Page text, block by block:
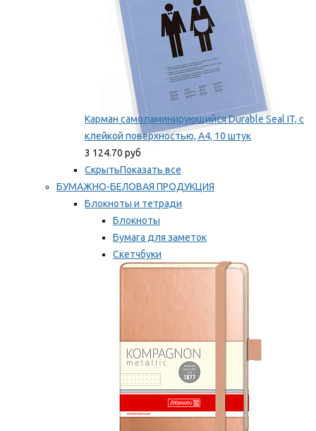
Карман самоламинирующийся Durable Seal IT, с
клейкой поверхностью, A4, 10 штук
3 124.70 руб
СкрытьПоказать все
БУМАЖНО-БЕЛОВАЯ ПРОДУКЦИЯ
Блокноты и тетради
Блокноты
Бумага для заметок
Скетчбуки
Тетради